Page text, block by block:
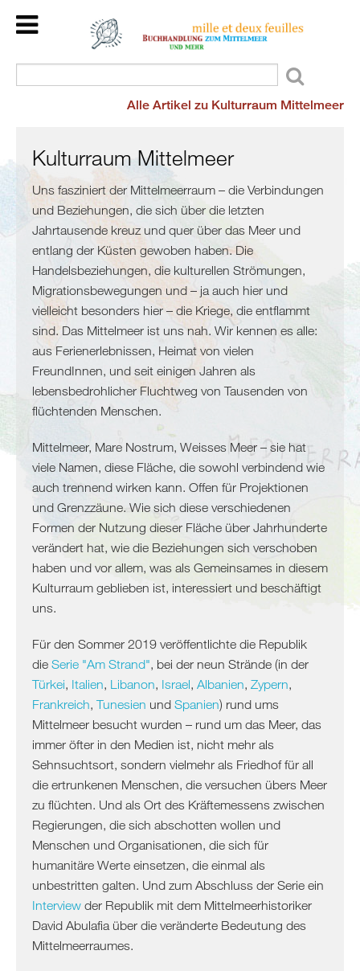
Home
Länder
Back
und
mehr
Flucht
und
Migration
Maghreb
Malta
Marokko
Algerien
Tunesien
Libyen
Nördliche
Mittelmeerküste
Spanien
Frankreich
Italien
Balkan
Slowenien
Kroatien
Montenegro
Bosnien
und
Herzegowina
Albanien
Kosovo
Nordmazedonien
Serbien
Griechenland
Zypern
Griechenland
Türkei
Wir
lesen
für
Sie
Dienstleistungen
Über
uns
Alle Artikel zu Kulturraum Mittelmeer
Kulturraum Mittelmeer
Uns fasziniert der Mittelmeerraum – die Verbindungen
und Beziehungen, die sich über die letzten
Jahrtausende kreuz und quer über das Meer und
entlang der Küsten gewoben haben. Die
Handelsbeziehungen, die kulturellen Strömungen,
Migrationsbewegungen und – ja auch hier und
vielleicht besonders hier – die Kriege, die entflammt
sind. Das Mittelmeer ist uns nah. Wir kennen es alle:
aus Ferienerlebnissen, Heimat von vielen
FreundInnen, und seit einigen Jahren als
lebensbedrohlicher Fluchtweg von Tausenden von
flüchtenden Menschen.
Mittelmeer, Mare Nostrum, Weisses Meer – sie hat
viele Namen, diese Fläche, die sowohl verbindend wie
auch trennend wirken kann. Offen für Projektionen
und Grenzzäune. Wie sich diese verschiedenen
Formen der Nutzung dieser Fläche über Jahrhunderte
verändert hat, wie die Beziehungen sich verschoben
haben und vor allem, was als Gemeinsames in diesem
Kulturraum geblieben ist, interessiert und beschäftigt
uns.
Für den Sommer 2019 veröffentlichte die Republik
die Serie "Am Strand" , bei der neun Strände (in der
Türkei Italien Libanon Israel Albanien Zypern
Frankreich Tunesien und Spanien) rund ums
Mittelmeer besucht wurden – rund um das Meer, das
immer öfter in den Medien ist, nicht mehr als
Sehnsuchtsort, sondern vielmehr als Friedhof für all
die ertrunkenen Menschen, die versuchen übers Meer
zu flüchten. Und als Ort des Kräftemessens zwischen
Regierungen, die sich abschotten wollen und
Menschen und Organisationen, die sich für
humanitäre Werte einsetzen, die einmal als
unbestritten galten. Und zum Abschluss der Serie ein
Interview der Republik mit dem Mittelmeerhistoriker
David Abulafia über die veränderte Bedeutung des
Mittelmeerraumes.